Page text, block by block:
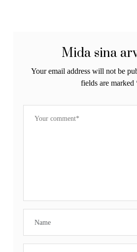
Mida sina
Your email address will not be
fields are marked